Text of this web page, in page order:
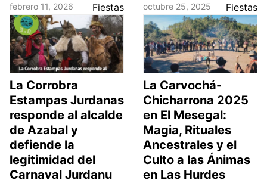
febrero 11, 2026 Fiestas
La Corrobra
Estampas Jurdanas
responde al alcalde
de Azabal y
defiende la
legitimidad del
Carnaval Jurdanu
octubre 25, 2025 Fiestas
La Carvochá-
Chicharrona 2025
en El Mesegal:
Magia, Rituales
Ancestrales y el
Culto a las Ánimas
en Las Hurdes